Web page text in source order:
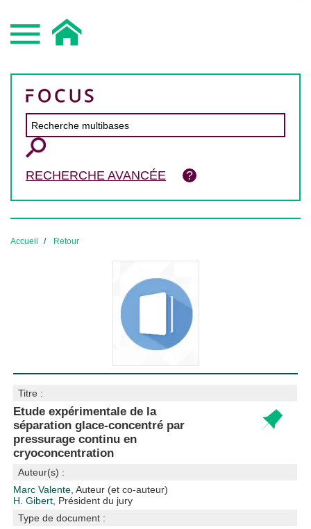
RECHERCHE AVANCÉE
Accueil Retour
Titre :
Etude expérimentale de la
séparation glace-concentré par
pressurage continu en
cryoconcentration
Auteur(s) :
Marc Valente , Auteur (et co-auteur)
H. Gibert , Président du jury
Type de document :